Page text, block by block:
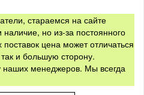
стараемся на сайте
но из-за постоянного
цена может отличаться
и большую сторону.
наших менеджеров. Мы всегда